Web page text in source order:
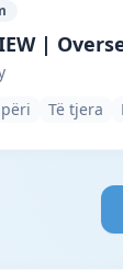
·
|
Të tjera